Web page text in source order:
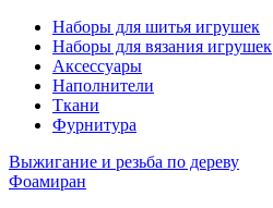
Наборы для шитья игрушек
Наборы для вязания игрушек
Аксессуары
Наполнители
Ткани
Фурнитура
Выжигание и резьба по дереву
Фоамиран